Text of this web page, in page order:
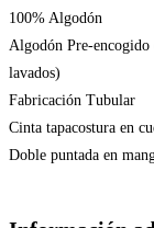
100% Algodón
Algodón Pre-encogido
lavados)
Fabricación Tubular
Cinta tapacostura en
Doble puntada en